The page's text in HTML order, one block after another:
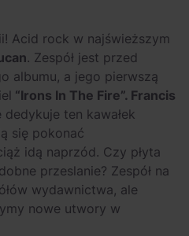
Acid rock w najświeższym
. Zespół jest przed
albumu, a jego pierwszą
“Irons In The Fire”. Francis
dedykuje ten kawałek
się pokonać
idą naprzód. Czy płyta
przeslanie? Zespół na
wydawnictwa, ale
nowe utwory w